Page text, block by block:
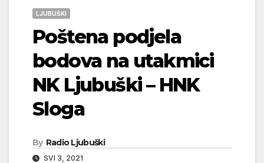
LJUBUŠKI
Poštena podjela
bodova na utakmici
NK Ljubuški – HNK
Sloga
By Radio Ljubuški
SVI 3, 2021